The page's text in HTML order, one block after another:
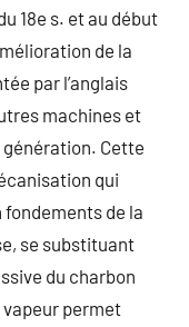
18e s. et au début
de la
par l’anglais
machines et
Cette
qui
de la
se substituant
du charbon
permet